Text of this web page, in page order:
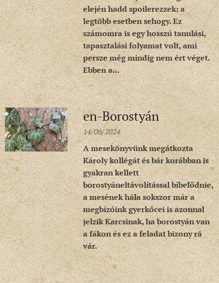
elején hadd spoilerezzek: a
legtöbb esetben sehogy. Ez
számomra is egy hosszú tanulási,
tapasztalási folyamat volt, ami
persze még mindig nem ért véget.
Ebben a...
en-Borostyán
14/06/2024
A mesekönyvünk megátkozta
Károly kollégát és bár korábban is
gyakran kellett
borostyáneltávolítással bíbelődnie,
a mesének hála sokszor már a
megbízóink gyerkőcei is azonnal
jelzik Karcsinak, ha borostyán van
a fákon és ez a feladat bizony rá
vár.